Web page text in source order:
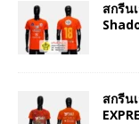
สกรีน
สกรีน